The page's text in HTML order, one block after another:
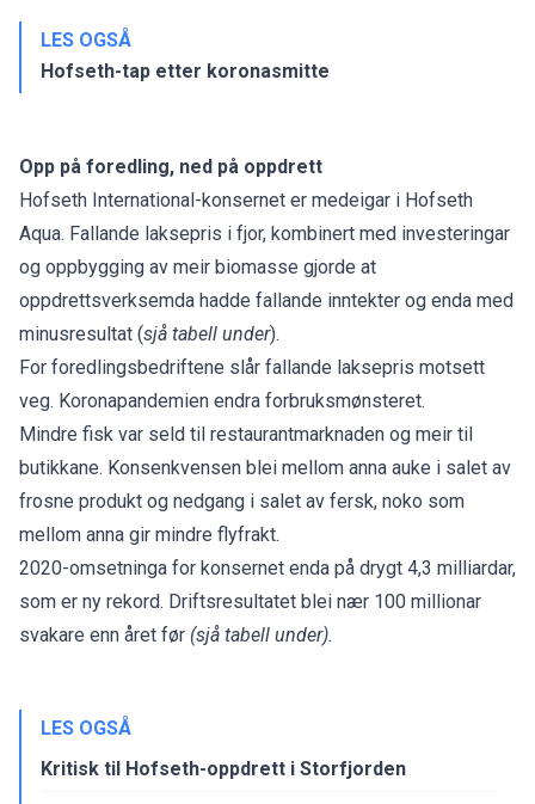
LES OGSÅ
Hofseth-tap etter koronasmitte
Opp på foredling, ned på oppdrett
Hofseth International-konsernet er medeigar i Hofseth
Aqua. Fallande laksepris i fjor, kombinert med investeringar
og oppbygging av meir biomasse gjorde at
oppdrettsverksemda hadde fallande inntekter og enda med
minusresultat (sjå tabell under).
For foredlingsbedriftene slår fallande laksepris motsett
veg. Koronapandemien endra forbruksmønsteret.
Mindre fisk var seld til restaurantmarknaden og meir til
butikkane. Konsenkvensen blei mellom anna auke i salet av
frosne produkt og nedgang i salet av fersk, noko som
mellom anna gir mindre flyfrakt.
2020-omsetninga for konsernet enda på drygt 4,3 milliardar,
som er ny rekord. Driftsresultatet blei nær 100 millionar
svakare enn året før (sjå tabell under).
LES OGSÅ
Kritisk til Hofseth-oppdrett i Storfjorden